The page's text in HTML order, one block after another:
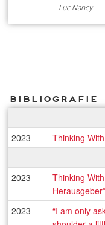
Luc Nancy
Bibliografie
2023 Thinking
2023
Thinking
2023
“I am only